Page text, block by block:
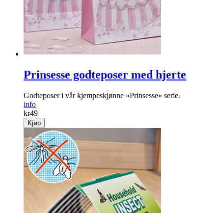
Prinsesse godteposer med hjerte
Godteposer i vår kjempeskjønne «Prinsesse» serie.
info
kr49
Kjøp